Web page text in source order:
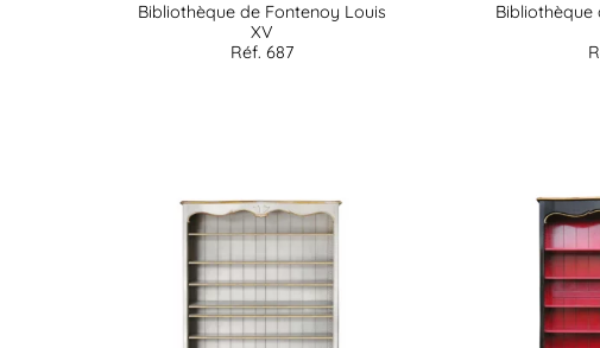
Bibliothèque de Fontenoy Louis
XV
Réf. 687
Bibliothèque